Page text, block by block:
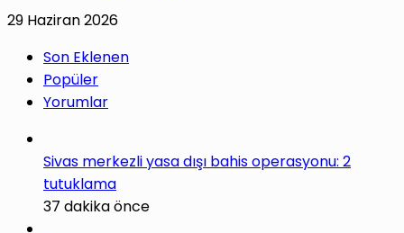
29 Haziran 2026
Son Eklenen
Popüler
Yorumlar
Sivas merkezli yasa dışı bahis operasyonu: 2
tutuklama
37 dakika önce